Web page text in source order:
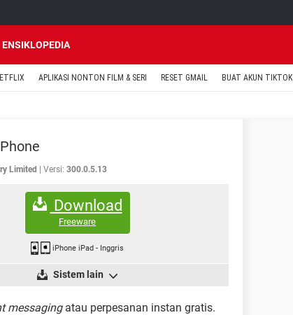
ENSIKLOPEDIA
APLIKASI NONTON FILM & SERI RESET GMAIL BUAT AKUN TIKTOK
Limited Versi: 300.0.5.13
Download
Freeware
iPhone iPad - Inggris
Sistem lain
messagingatau perpesanan instan gratis.